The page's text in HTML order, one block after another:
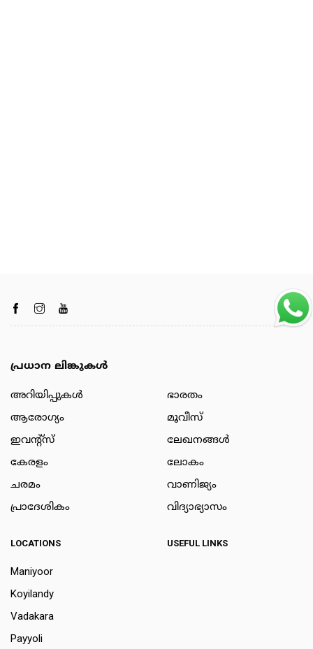
പ്രധാന ലിങ്കുകൾ
അറിയിപ്പുകള്‍
ആരോഗ്യം
ഇവന്റ്സ്
കേരളം
ചരമം
പ്രാദേശികം
ഭാരതം
മൂവീസ്
ലേഖനങ്ങള്‍
ലോകം
വാണിജ്യം
വിദ്യാഭ്യാസം
LOCATIONS
Maniyoor
Koyilandy
Vadakara
Payyoli
USEFUL LINKS